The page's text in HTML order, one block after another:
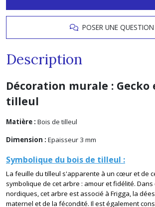
POSER UNE QUESTION
Description
Décoration murale : Gecko
tilleul
Matière : Bois de tilleul
Dimension : Epaisseur 3 mm
Symbolique du bois de tilleul :
La feuille du tilleul s'apparente à un cœur et de
symbolique de cet arbre : amour et fidélité.
nordiques, cet arbre est associé à Frigga, la
maternel et de la fécondité. Il est également